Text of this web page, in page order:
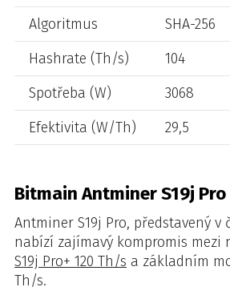
Algoritmus
SHA-256
Hashrate (Th/s)
104
Spotřeba (W)
3068
Efektivita (W/Th)
29,5
Bitmain Antminer S19j Pro
Antminer S19j Pro, představený v
nabízí zajímavý kompromis mezi
S19j Pro+ 120 Th/s a základním
Th/s.